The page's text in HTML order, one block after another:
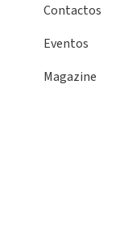
Contactos
Eventos
Magazine